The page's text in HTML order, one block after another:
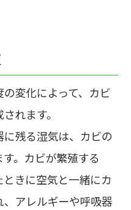
変化によって、カビ
れます。
残る湿気は、カビの
。カビが繁殖する
きに空気と一緒にカ
アレルギーや呼吸器